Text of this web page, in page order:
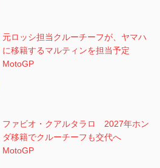
元ロッシ担当クルーチーフが、ヤマハ
に移籍するマルティンを担当予定
MotoGP
ファビオ・クアルタラロ 2027年ホン
ダ移籍でクルーチーフも交代へ
MotoGP